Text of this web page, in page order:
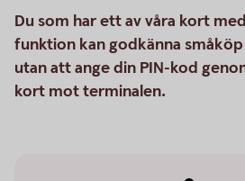
Du som har ett av våra kort
funktion kan godkänna
utan att ange din PIN-kod
kort mot terminalen.